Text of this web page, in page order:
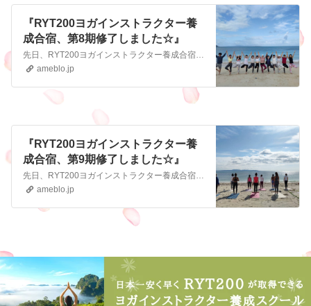
『RYT200ヨガインストラクター養
成合宿、第8期修了しました☆』
先日、RYT200ヨガインストラクター養成合宿の第8期生が無事に卒業しました それぞれがとても個性的で、キャラが濃くて（笑）、バッググランドは全然ちがう11名…
ameblo.jp
『RYT200ヨガインストラクター養
成合宿、第9期修了しました☆』
先日、RYT200ヨガインストラクター養成合宿の第9期生が無事に卒業しました 毎回思うことですが、バッググラウンドも住んでいる場所も職業も違う個性豊かな受講生…
ameblo.jp